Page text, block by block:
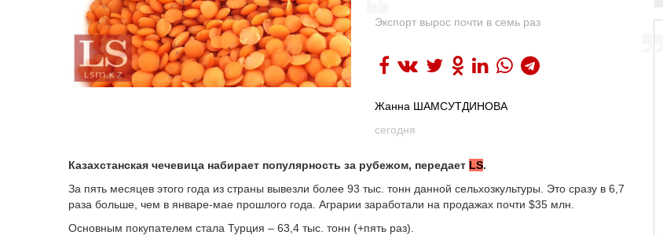
Экспорт вырос почти в семь раз
Жанна ШАМСУТДИНОВА
сегодня
Казахстанская чечевица набирает популярность за рубежом, передает LS.
За пять месяцев этого года из страны вывезли более 93 тыс. тонн данной сельхозкультуры. Это сразу в 6,7
раза больше, чем в январе-мае прошлого года. Аграрии заработали на продажах почти $35 млн.
Основным покупателем стала Турция – 63,4 тыс. тонн (+пять раз).